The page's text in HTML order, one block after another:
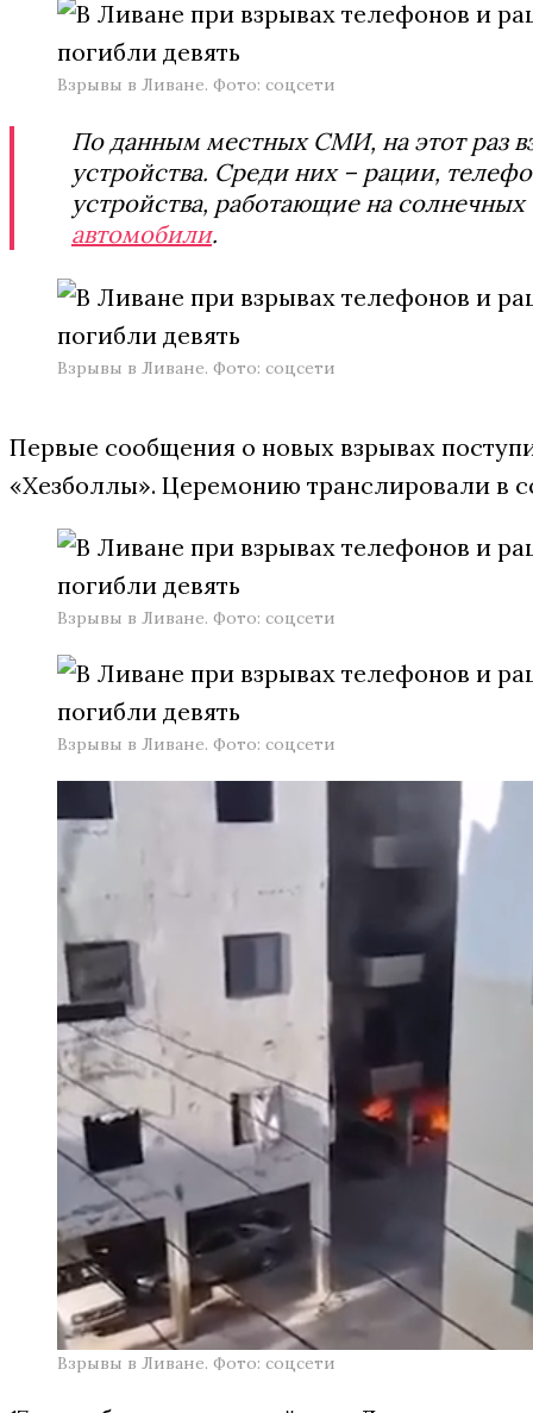
Взрывы в Ливане. Фото: соцсети
По данным местных СМИ, на этот раз
устройства. Среди них – рации,
устройства, работающие на
автомобили.
Взрывы в Ливане. Фото: соцсети
Первые сообщения о новых взрывах
«Хезболлы». Церемонию транслировали в
Взрывы в Ливане. Фото: соцсети
Взрывы в Ливане. Фото: соцсети
Взрывы в Ливане. Фото: соцсети